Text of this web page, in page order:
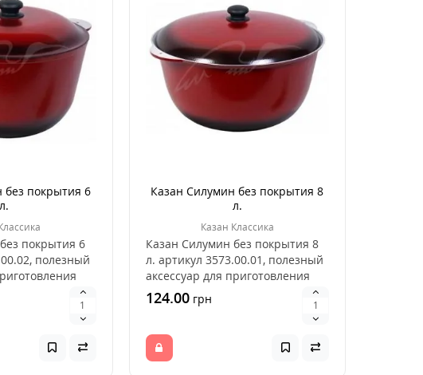
без покрытия 6
л.
покрытия 6
полезный
Казан Силумин без покрытия 8
л.
Казан Классика
Казан Силумин без покрытия 8
л. артикул 3573.00.01, полезный
аксессуар для приготовления
пищи на отк..
124.00грн